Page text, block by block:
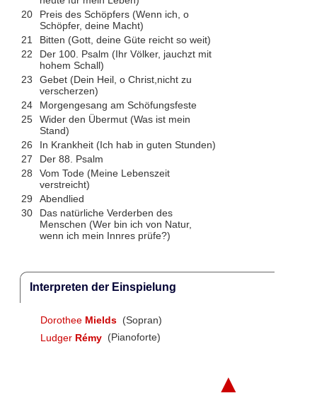
20
Preis des Schöpfers (Wenn ich, o
Schöpfer, deine Macht)
21
Bitten (Gott, deine Güte reicht so weit)
22
Der 100. Psalm (Ihr Völker, jauchzt mit
hohem Schall)
23
Gebet (Dein Heil, o Christ,nicht zu
verscherzen)
24
Morgengesang am Schöfungsfeste
25
Wider den Übermut (Was ist mein
Stand)
26
In Krankheit (Ich hab in guten Stunden)
27
Der 88. Psalm
28
Vom Tode (Meine Lebenszeit
verstreicht)
29
Abendlied
30
Das natürliche Verderben des
Menschen (Wer bin ich von Natur,
wenn ich mein Innres prüfe?)
Interpreten der Einspielung
Dorothee Mields (Sopran)
Ludger Rémy (Pianoforte)
▲